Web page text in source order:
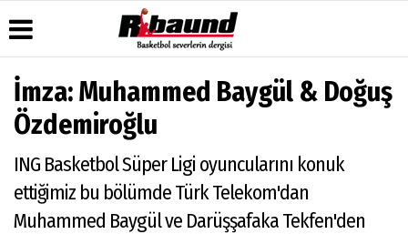
Üye Paneli
Haber
Arşivi
Arşivi
Hava
Durumu
Gazete
Manşetleri
Anketler
Biyografiler
Köşe
Video
Galeri
Foto
Galeri
Çerez
İlkeleri
İmza: Muhammed Baygül & Doğuş
Özdemiroğlu
ING Basketbol Süper Ligi oyuncularını konuk
ettiğimiz bu bölümde Türk Telekom'dan
Muhammed Baygül ve Darüşşafaka Tekfen'den